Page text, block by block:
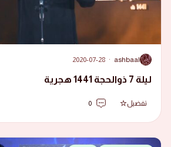
A
ashbaal
·
2020-07-28
ليلة 7 ذوالحجة 1441 هجرية
تفضيل 0